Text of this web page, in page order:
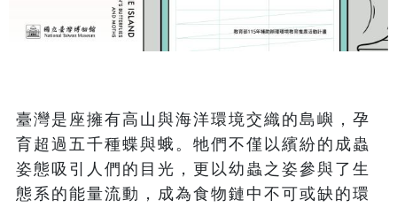
臺灣是座擁有高山與海洋環境交織的島嶼，孕
育超過五千種蝶與蛾。牠們不僅以繽紛的成蟲
姿態吸引人們的目光，更以幼蟲之姿參與了生
態系的能量流動，成為食物鏈中不可或缺的環